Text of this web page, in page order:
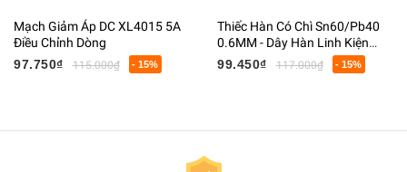
Mạch Giảm Áp DC XL4015 5A
Điều Chỉnh Dòng
97.750₫
115.000₫ - 15%
Thiếc Hàn Có Chì Sn60/Pb40
0.6MM - Dây Hàn Linh Kiện
Điện Tử Có Lõi Flux
99.450₫ 117.000₫ - 15%